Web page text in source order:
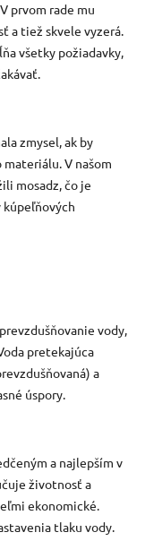
prvom rade mu
a tiež skvele vyzerá.
všetky požiadavky,
zmysel, ak by
V našom
mosadz, čo je
vody,
pretekajúca
a
úspory.
a najlepším v
životnosť a
ekonomické.
tlaku vody.